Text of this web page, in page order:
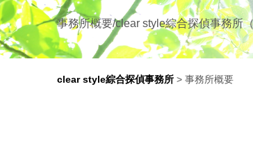
事務所概要/clear style綜合探偵事務所
clear style綜合探偵事務所 > 事務所概要